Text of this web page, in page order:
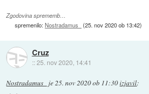
Zgodovina sprememb…
spremenilo:Nostradamus_ (25. nov 2020 ob 13:42)
Cruz
::25. nov 2020, 14:41
Nostradamus_ je25. nov 2020 ob 11:30izjavil: